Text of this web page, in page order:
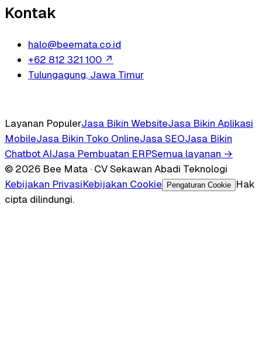
Kontak
halo@beemata.co.id
+62 812 321 100 ↗
Tulungagung, Jawa Timur
Layanan PopulerJasa Bikin WebsiteJasa Bikin Aplikasi
MobileJasa Bikin Toko OnlineJasa SEOJasa Bikin
Chatbot AIJasa Pembuatan ERPSemua layanan →
© 2026 Bee Mata · CV Sekawan Abadi Teknologi
Kebijakan PrivasiKebijakan Cookie Pengaturan Cookie
Hak
cipta dilindungi.